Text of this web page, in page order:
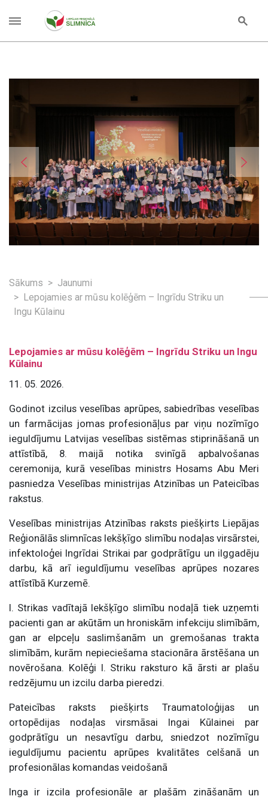
Sākums
Jaunumi
Lepojamies ar mūsu kolēģēm – Ingrīdu Striku un
Ingu Kūlainu
Lepojamies ar mūsu kolēģēm – Ingrīdu Striku un Ingu
Kūlainu
11. 05. 2026.
Godinot izcilus veselības aprūpes, sabiedrības veselības
un farmācijas jomas profesionāļus par viņu nozīmīgo
ieguldījumu Latvijas veselības sistēmas stiprināšanā un
attīstībā, 8. maijā notika svinīgā apbalvošanas
ceremonija, kurā veselības ministrs Hosams Abu Meri
pasniedza Veselības ministrijas Atzinības un Pateicības
rakstus.
Veselības ministrijas Atzinības raksts piešķirts Liepājas
Reģionālās slimnīcas Iekšķīgo slimību nodaļas virsārstei,
infektoloģei Ingrīdai Strikai par godprātīgu un ilggadēju
darbu, kā arī ieguldījumu veselības aprūpes nozares
attīstībā Kurzemē.
I. Strikas vadītajā Iekšķīgo slimību nodaļā tiek uzņemti
pacienti gan ar akūtām un hroniskām infekciju slimībām,
gan ar elpceļu saslimšanām un gremošanas trakta
slimībām, kurām nepieciešama stacionāra ārstēšana un
novērošana. Kolēģi I. Striku raksturo kā ārsti ar plašu
redzējumu un izcilu darba pieredzi.
Pateicības raksts piešķirts Traumatoloģijas un
ortopēdijas nodaļas virsmāsai Ingai Kūlainei par
godprātīgu un nesavtīgu darbu, sniedzot nozīmīgu
ieguldījumu pacientu aprūpes kvalitātes celšanā un
profesionālas komandas veidošanā
Inga ir izcila profesionāle ar plašām zināšanām un